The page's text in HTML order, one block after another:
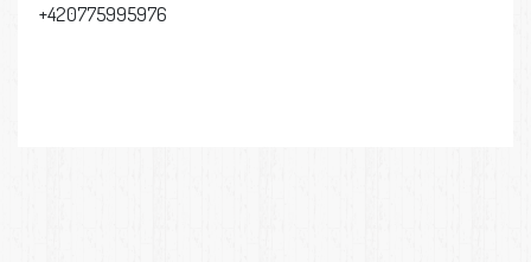
+420775995976